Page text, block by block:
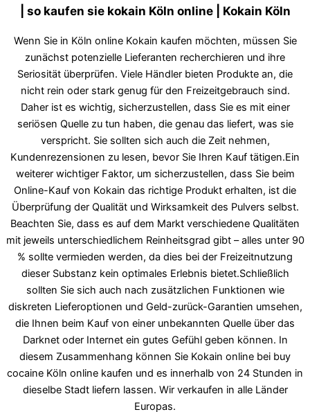
| so kaufen sie kokain Köln online | Kokain Köln
Wenn Sie in Köln online Kokain kaufen möchten, müssen Sie
zunächst potenzielle Lieferanten recherchieren und ihre
Seriosität überprüfen. Viele Händler bieten Produkte an, die
nicht rein oder stark genug für den Freizeitgebrauch sind.
Daher ist es wichtig, sicherzustellen, dass Sie es mit einer
seriösen Quelle zu tun haben, die genau das liefert, was sie
verspricht. Sie sollten sich auch die Zeit nehmen,
Kundenrezensionen zu lesen, bevor Sie Ihren Kauf tätigen.Ein
weiterer wichtiger Faktor, um sicherzustellen, dass Sie beim
Online-Kauf von Kokain das richtige Produkt erhalten, ist die
Überprüfung der Qualität und Wirksamkeit des Pulvers selbst.
Beachten Sie, dass es auf dem Markt verschiedene Qualitäten
mit jeweils unterschiedlichem Reinheitsgrad gibt – alles unter 90
% sollte vermieden werden, da dies bei der Freizeitnutzung
dieser Substanz kein optimales Erlebnis bietet.Schließlich
sollten Sie sich auch nach zusätzlichen Funktionen wie
diskreten Lieferoptionen und Geld-zurück-Garantien umsehen,
die Ihnen beim Kauf von einer unbekannten Quelle über das
Darknet oder Internet ein gutes Gefühl geben können. In
diesem Zusammenhang können Sie Kokain online bei buy
cocaine Köln online kaufen und es innerhalb von 24 Stunden in
dieselbe Stadt liefern lassen. Wir verkaufen in alle Länder
Europas.